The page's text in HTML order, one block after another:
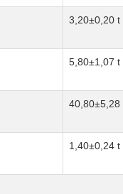
3,20±0,20 t
5,80±1,07 t
40,80±5,28
1,40±0,24 t